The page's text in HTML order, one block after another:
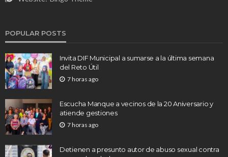
POPULAR POSTS
Invita DIF Municipal a sumarse a la última semana
del Reto Útil
7 horas ago
Escucha Manque a vecinos de la 20 Aniversario y
atiende gestiones
7 horas ago
Detienen a presunto autor de abuso sexual contra